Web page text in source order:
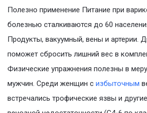
Полезно применение Питание при
болезнью сталкиваются до 60
Продукты, вакуумный, вены и артерии.
поможет сбросить лишний вес в
Физические упражнения полезны в
мужчин. Среди женщин с избыточным
встречались трофические язвы и